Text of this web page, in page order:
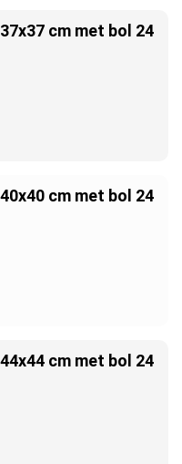
cm met bol 24
cm met bol 24
cm met bol 24